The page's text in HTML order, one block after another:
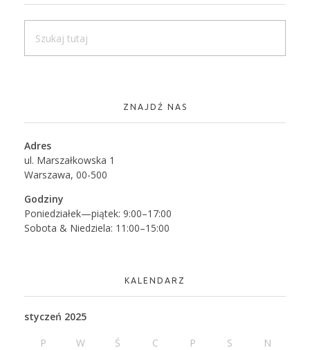
ZNAJDŹ NAS
Adres
ul. Marszałkowska 1
Warszawa, 00-500
Godziny
Poniedziałek—piątek: 9:00–17:00
Sobota & Niedziela: 11:00–15:00
KALENDARZ
styczeń 2025
P
W Ś C P S N